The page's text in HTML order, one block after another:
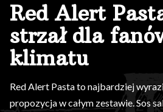
Red Alert
strzał dla
klimatu
Red Alert Pasta to najbardziej
propozycja w całym zestawie. Sos